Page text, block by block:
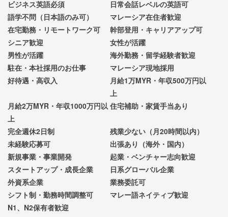
ビジネス英語必須
日常会話レベルの英語可
語学不問（日本語のみ可）
マレーシア在住者歓迎
在宅勤務・リモートワーク可
幹部登用・キャリアアップ可
シニア歓迎
女性が活躍
男性が活躍
海外勤務・留学経験者歓迎
駐在・本社採用のお仕事
マレーシア現地採用
好待遇・高収入
月給1万MYR・年収500万円以
上
月給2万MYR・年収1000万円以
上
住宅補助・家賃手当あり
完全週休2日制
残業少ない（月20時間以内）
未経験応募可
出張あり（海外・国内）
新規事業・事業開発
起業・ベンチャー志向歓迎
スタートアップ・成長企業
日系グローバル企業
外資系企業
業務委託可
シフト制・勤務時間調整可
マレー語ネイティブ歓迎
N1、N2保有者歓迎